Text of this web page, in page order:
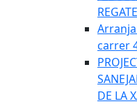
carrer
DE LA